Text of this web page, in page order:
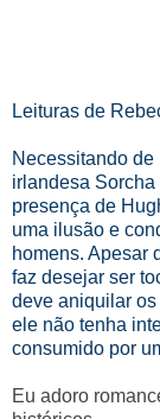
Leituras de
Necessitando de
irlandesa
presença de
uma ilusão e
homens. Apesar
faz desejar ser
deve aniquilar
ele não tenha
consumido por
Eu adoro